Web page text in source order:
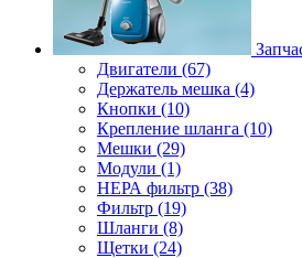
Двигатели (67)
Держатель мешка (4)
Кнопки (10)
Крепление шланга (10)
Мешки (29)
Модули (1)
НЕРА фильтр (38)
Фильтр (19)
Шланги (8)
Щетки (24)